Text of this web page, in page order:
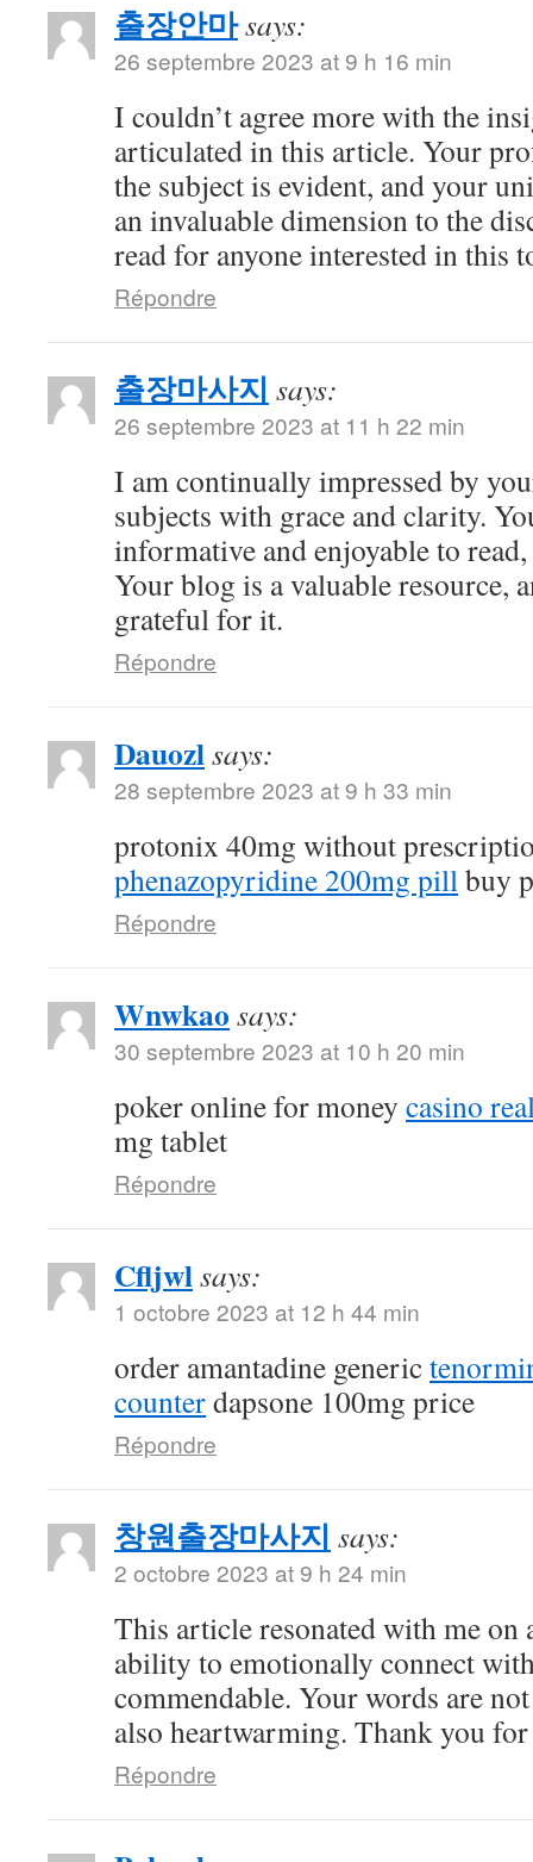
출장안마says:
26 septembre 2023 at 9 h 16 min
I couldn’t agree more with the
articulated in this article. Your
the subject is evident, and your
an invaluable dimension to the
read for anyone interested in this
Répondre
출장마사지 says:
26 septembre 2023 at 11 h 22 min
I am continually impressed by
subjects with grace and clarity.
informative and enjoyable to
Your blog is a valuable resource,
grateful for it.
Répondre
Dauozlsays:
28 septembre 2023 at 9 h 33 min
protonix 40mg without
phenazopyridine 200mg pillbuy
Répondre
Wnwkao says:
30 septembre 2023 at 10 h 20 min
poker online for money casino
mg tablet
Répondre
Cfljwlsays:
1 octobre 2023 at 12 h 44 min
order amantadine generic
counterdapsone 100mg price
Répondre
창원출장마사지 says:
2 octobre 2023 at 9 h 24 min
This article resonated with me on
ability to emotionally connect
commendable. Your words are
also heartwarming. Thank you
Répondre